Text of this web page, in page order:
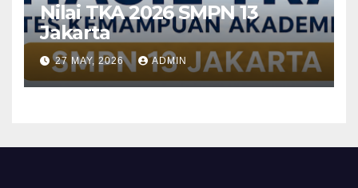
Nilai TKA 2026 SMPN 13
Jakarta
27 MAY, 2026 ADMIN